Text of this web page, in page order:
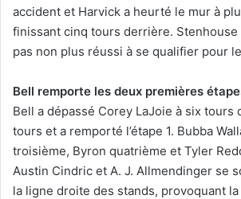
accident et Harvick a heurté le mur à
finissant cinq tours derrière. Stenhouse
pas non plus réussi à se qualifier pour
Bell remporte les deux premières
Bell a dépassé Corey LaJoie à six tours
tours et a remporté l’étape 1. Bubba
troisième, Byron quatrième et Tyler
Austin Cindric et A. J. Allmendinger se
la ligne droite des stands, provoquant